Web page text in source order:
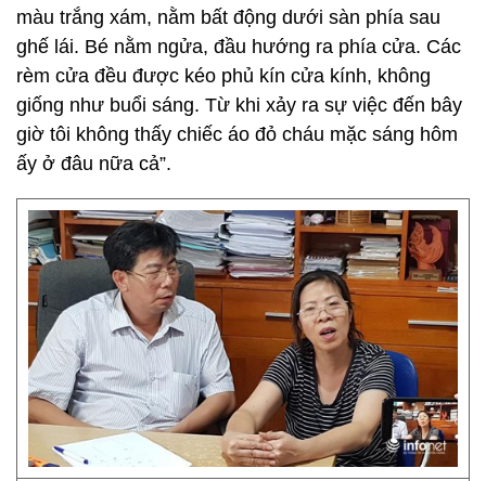
màu trắng xám, nằm bất động dưới sàn phía sau
ghế lái. Bé nằm ngửa, đầu hướng ra phía cửa. Các
rèm cửa đều được kéo phủ kín cửa kính, không
giống như buổi sáng. Từ khi xảy ra sự việc đến bây
giờ tôi không thấy chiếc áo đỏ cháu mặc sáng hôm
ấy ở đâu nữa cả”.